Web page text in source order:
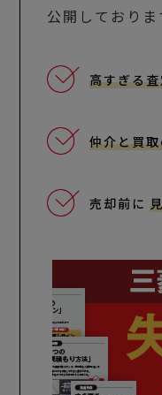
公開しておりま
高すぎる
仲介と買
売却前に